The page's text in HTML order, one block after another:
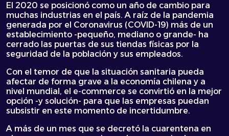
El 2020 se posicionó como un año de cambio para
muchas industrias en el país. A raíz de la pandemia
generada por el Coronavirus (COVID-19) más de un
establecimiento -pequeño, mediano o grande- ha
cerrado las puertas de sus tiendas físicas por la
seguridad de la población y sus empleados.
Con el temor de que la situación sanitaria pueda
afectar de forma grave a la economía chilena y a
nivel mundial, el e-commerce se convirtió en la mejor
opción -y solución- para que las empresas puedan
subsistir en este momento de incertidumbre.
A más de un mes que se decretó la cuarentena en